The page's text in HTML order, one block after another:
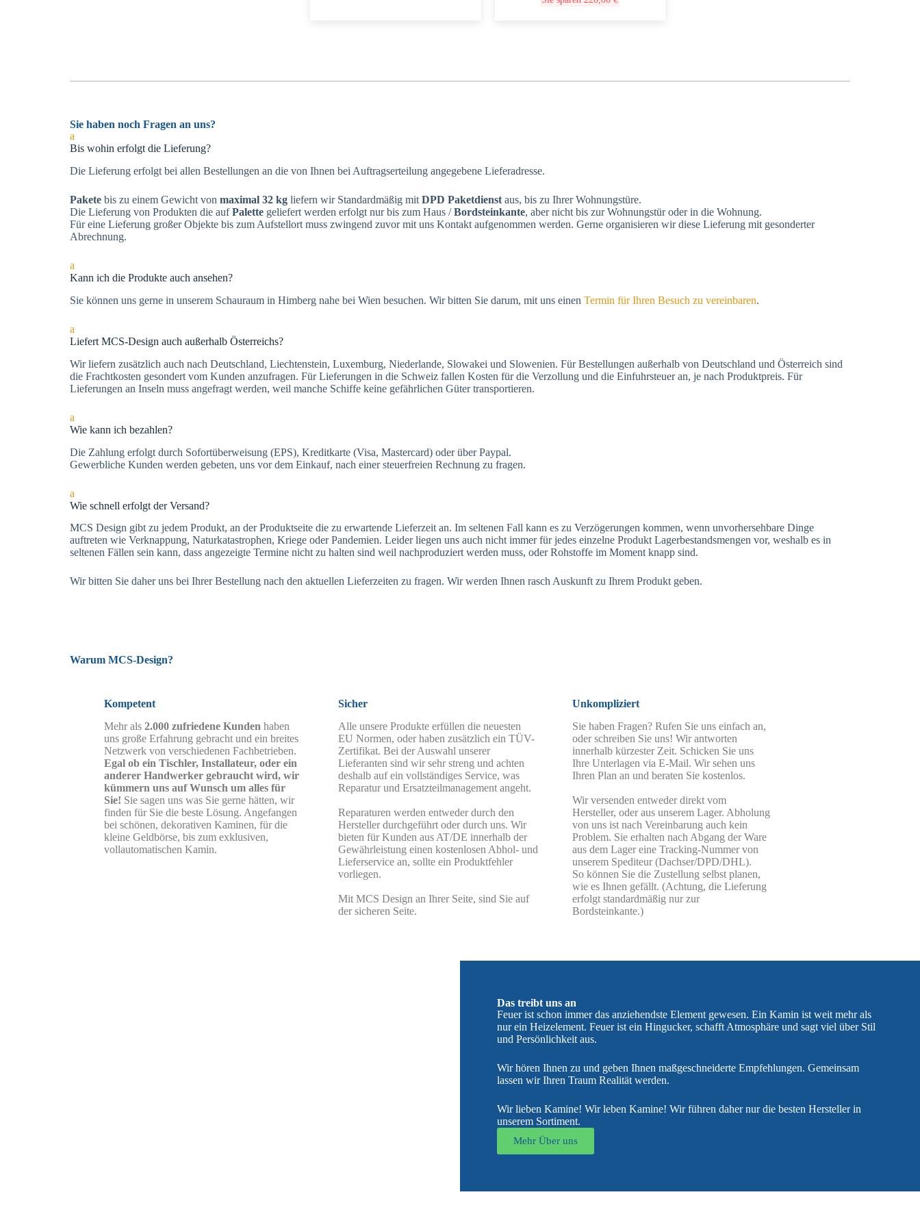
Sie haben noch Fragen an uns?
a
Bis wohin erfolgt die Lieferung?
Die Lieferung erfolgt bei allen Bestellungen an die von Ihnen bei Auftragserteilung angegebene Lieferadresse.
Pakete bis zu einem Gewicht von maximal 32 kg liefern wir Standardmäßig mit DPD Paketdienst aus, bis zu Ihrer Wohnungstüre.
Die Lieferung von Produkten die aufPalette geliefert werden erfolgt nur bis zum Haus /Bordsteinkante, aber nicht bis zur Wohnungstür oder in die Wohnung.
Für eine Lieferung großer Objekte bis zum Aufstellort muss zwingend zuvor mit uns Kontakt aufgenommen werden. Gerne organisieren wir diese Lieferung mit gesonderter
Abrechnung.
a
Kann ich die Produkte auch ansehen?
Sie können uns gerne in unserem Schauraum in Himberg nahe bei Wien besuchen. Wir bitten Sie darum, mit uns einen Termin für Ihren Besuch zu vereinbaren.
a
Liefert MCS-Design auch außerhalb Österreichs?
Wir liefern zusätzlich auch nach Deutschland, Liechtenstein, Luxemburg, Niederlande, Slowakei und Slowenien. Für Bestellungen außerhalb von Deutschland und Österreich sind
die Frachtkosten gesondert vom Kunden anzufragen. Für Lieferungen in die Schweiz fallen Kosten für die Verzollung und die Einfuhrsteuer an, je nach Produktpreis. Für
Lieferungen an Inseln muss angefragt werden, weil manche Schiffe keine gefährlichen Güter transportieren.
a
Wie kann ich bezahlen?
Die Zah­lung er­folgt durch Sofortüberweisung (EPS), Kre­dit­kar­te (Vi­sa, Mas­ter­card) oder über Paypal.
Gewerbliche Kunden werden gebeten, uns vor dem Einkauf, nach einer steuerfreien Rechnung zu fragen.
a
Wie schnell erfolgt der Versand?
MCS Design gibt zu jedem Produkt, an der Produktseite die zu erwartende Lieferzeit an. Im seltenen Fall kann es zu Verzögerungen kommen, wenn unvorhersehbare Dinge
auftreten wie Verknappung, Naturkatastrophen, Kriege oder Pandemien. Leider liegen uns auch nicht immer für jedes einzelne Produkt Lagerbestandsmengen vor, weshalb es in
seltenen Fällen sein kann, dass angezeigte Termine nicht zu halten sind weil nachproduziert werden muss, oder Rohstoffe im Moment knapp sind.
Wir bitten Sie daher uns bei Ihrer Bestellung nach den aktuellen Lieferzeiten zu fragen. Wir werden Ihnen rasch Auskunft zu Ihrem Produkt geben.
Warum MCS-Design?
Kompetent
Mehr als 2.000 zufriedene Kunden haben
uns große Erfahrung gebracht und ein breites
Netzwerk von verschiedenen Fachbetrieben.
Egal ob ein Tischler, Installateur, oder ein
anderer Handwerker gebraucht wird, wir
kümmern uns auf Wunsch um alles für
Sie! Sie sagen uns was Sie gerne hätten, wir
finden für Sie die beste Lösung. Angefangen
bei schönen, dekorativen Kaminen, für die
kleine Geldbörse, bis zum exklusiven,
vollautomatischen Kamin.
Sicher
Alle unsere Produkte erfüllen die neuesten
EU Normen, oder haben zusätzlich ein TÜV-
Zertifikat. Bei der Auswahl unserer
Lieferanten sind wir sehr streng und achten
deshalb auf ein vollständiges Service, was
Reparatur und Ersatzteilmanagement angeht.
Reparaturen werden entweder durch den
Hersteller durchgeführt oder durch uns. Wir
bieten für Kunden aus AT/DE innerhalb der
Gewährleistung einen kostenlosen Abhol- und
Lieferservice an, sollte ein Produktfehler
vorliegen.
Mit MCS Design an Ihrer Seite, sind Sie auf
der sicheren Seite.
Unkompliziert
Sie haben Fragen? Rufen Sie uns einfach an,
oder schreiben Sie uns! Wir antworten
innerhalb kürzester Zeit. Schicken Sie uns
Ihre Unterlagen via E-Mail. Wir sehen uns
Ihren Plan an und beraten Sie kostenlos.
Wir versenden entweder direkt vom
Hersteller, oder aus unserem Lager. Abholung
von uns ist nach Vereinbarung auch kein
Problem. Sie erhalten nach Abgang der Ware
aus dem Lager eine Tracking-Nummer von
unserem Spediteur (Dachser/DPD/DHL).
So können Sie die Zustellung selbst planen,
wie es Ihnen gefällt. (Achtung, die Lieferung
erfolgt standardmäßig nur zur
Bordsteinkante.)
Das treibt uns an
Feuer ist schon immer das anziehendste Element gewesen. Ein Kamin ist weit mehr als
nur ein Heizelement. Feuer ist ein Hingucker, schafft Atmosphäre und sagt viel über Stil
und Persönlichkeit aus.
Wir hören Ihnen zu und geben Ihnen maßgeschneiderte Empfehlungen. Gemeinsam
lassen wir Ihren Traum Realität werden.
Wir lieben Kamine! Wir leben Kamine! Wir führen daher nur die besten Hersteller in
unserem Sortiment.
Mehr Über uns